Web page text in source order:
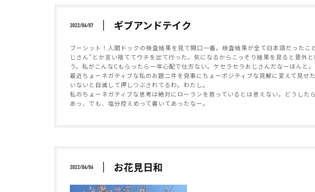
2022/04/07 ギブアンドテイク
ブーシット！人間ドックの検査結果を見て開口一番。検査結果が全て日本語だっ
じさん"とか言い捨ててウチを出て行った。気になるからこっそり結果を見ると意
う。私がこんなCもらったら一年心配で仕方ない。ケセラセラおじさんだなーほんと
最近ちょーネガティブな私のお題二件を見事にちょーポジティブな見解に変えて見
いないと自滅して押しつぶされてるわ。わたし。
私のちょーネガティブな思考は絶対にローランを救っているとは思えない。どうした
あっ、でも、塩分控えめって書いてあったなー。
2022/04/06 お花見日和